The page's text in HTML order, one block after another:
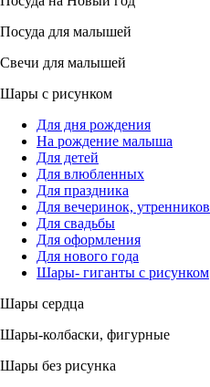
Посуда для малышей
Свечи для малышей
Шары с рисунком
Для дня рождения
На рождение малыша
Для детей
Для влюбленных
Для праздника
Для вечеринок, утренников
Для свадьбы
Для оформления
Для нового года
Шары- гиганты с рисунком
Шары сердца
Шары-колбаски, фигурные
Шары без рисунка